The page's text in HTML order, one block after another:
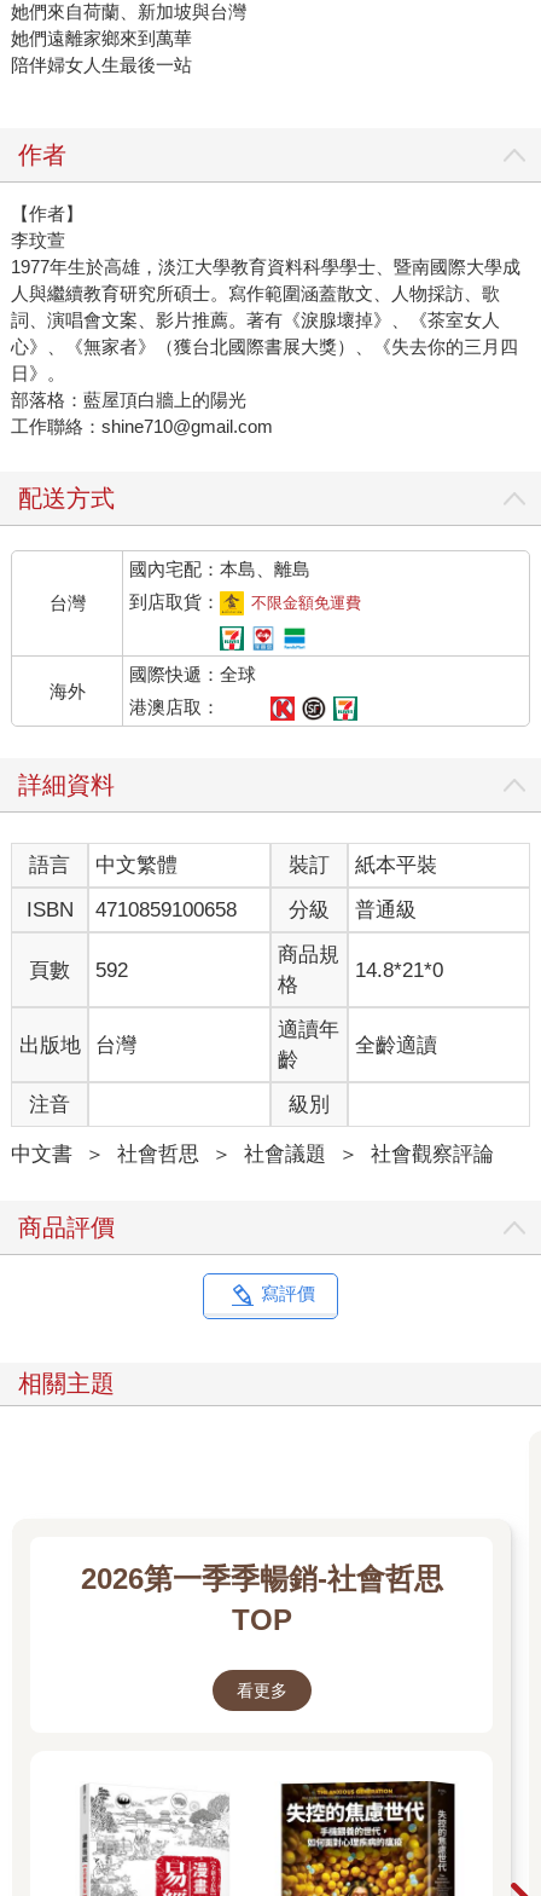
她們來自荷蘭、新加坡與台灣
她們遠離家鄉來到萬華
陪伴婦女人生最後一站
作者
【作者】
李玟萱
1977年生於高雄，淡江大學教育資料科學學士、暨南國際大學成
人與繼續教育研究所碩士。寫作範圍涵蓋散文、人物採訪、歌
詞、演唱會文案、影片推薦。著有《淚腺壞掉》、《茶室女人
心》、《無家者》（獲台北國際書展大獎）、《失去你的三月四
日》。
部落格：藍屋頂白牆上的陽光
工作聯絡：shine710@gmail.com
配送方式
台灣
國內宅配：本島、離島
到店取貨：
不限金額免運費
海外
國際快遞：全球
港澳店取：
詳細資料
語言 中文繁體 裝訂
紙本平裝
ISBN
4710859100658 分級 普通級
頁數 592
商品規
格
14.8*21*0
出版地 台灣
適讀年
齡
全齡適讀
注音 級別
中文書 ＞ 社會哲思 ＞ 社會議題 ＞ 社會觀察評論
商品評價
寫評價
相關主題
2026第一季季暢銷-社會哲思
TOP
看更多